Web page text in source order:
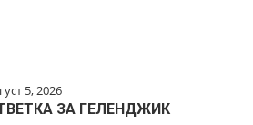
5, 2026
ЗА ГЕЛЕНДЖИК